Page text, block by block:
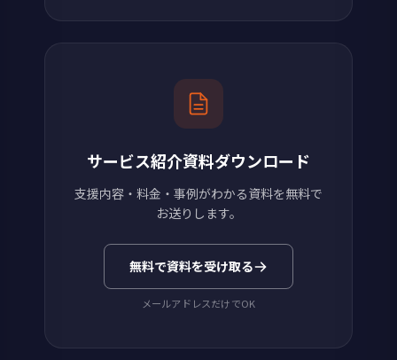
サービス紹介資料ダウンロード
支援内容・料金・事例がわかる資料を無料で
お送りします。
無料で資料を受け取る
メールアドレスだけでOK